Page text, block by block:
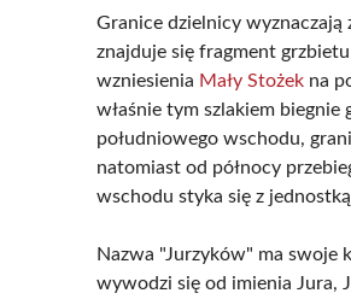
Granice dzielnicy
znajduje się fragment
wzniesienia Mały Stożek na
właśnie tym szlakiem
południowego wschodu,
natomiast od północy
wschodu styka się z
Nazwa "Jurzyków" ma swoje
wywodzi się od imienia Jura,